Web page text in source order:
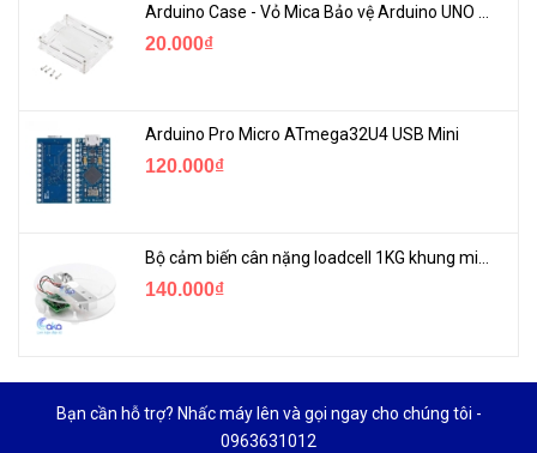
20.000₫
Arduino Pro Micro ATmega32U4 USB Mini
120.000₫
140.000₫
Bạn cần hỗ trợ? Nhấc máy lên và gọi ngay cho chúng tôi -
0963631012